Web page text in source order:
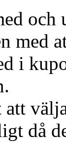
och
med
i
då